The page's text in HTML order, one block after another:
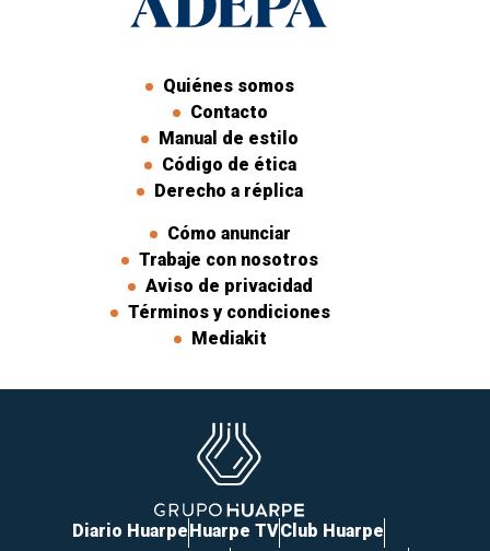
Quiénes somos
Contacto
Manual de estilo
Código de ética
Derecho a réplica
Cómo anunciar
Trabaje con nosotros
Aviso de privacidad
Términos y condiciones
Mediakit
Diario HuarpeHuarpe TVClub Huarpe